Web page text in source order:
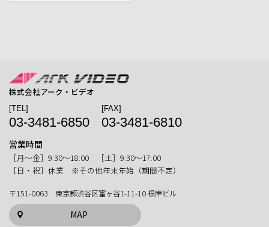
株式会社アーク・ビデオ
[TEL]
03-3481-6850
[FAX]
03-3481-6810
営業時間
［月〜金］9:30〜18:00 ［土］9:30〜17:00
［日・祝］休業 ※その他年末年始（期間不定）
〒151-0063 東京都渋谷区富ヶ谷1-11-10 根岸ビル
MAP